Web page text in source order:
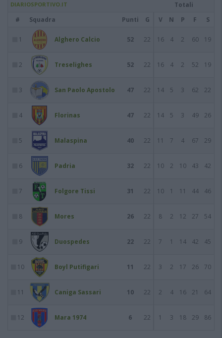
DIARIOSPORTIVO.IT
Totali
#
Squadra Punti G V N P F S
1 Alghero Calcio 52 22 16 4 2 60 19
2 Treselighes 52 22 16 4 2 52 19
3 San Paolo Apostolo 47 22 14 5 3 62 22
4 Florinas 47 22 14 5 3 49 26
5 Malaspina 40 22 11 7 4 67 29
6 Padria 32 22 10 2 10 43 42
7 Folgore Tissi 31 22 10 1 11 44 46
8 Mores 26 22 8 2 12 27 54
9 Duospedes 22 22 7 1 14 42 45
10 Boyl Putifigari 11 22 3 2 17 26 70
11 Caniga Sassari 10 22 2 4 16 21 64
12 Mara 1974 6 22 1 3 18 29 86